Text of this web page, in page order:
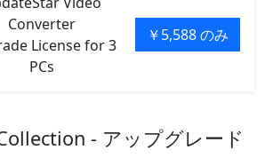
Converter
License for 3
PCs
￥5,588 のみ
- アップグレード